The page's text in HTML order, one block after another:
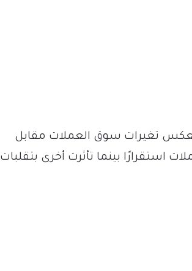
تغيرات سوق العملات مقابل
بينما تأثرت أخرى بتقلبات